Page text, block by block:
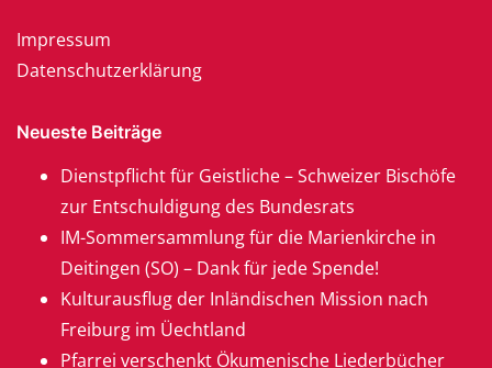
Impressum
Datenschutzerklärung
Neueste Beiträge
Dienstpflicht für Geistliche – Schweizer Bischöfe
zur Entschuldigung des Bundesrats
IM-Sommersammlung für die Marienkirche in
Deitingen (SO) – Dank für jede Spende!
Kulturausflug der Inländischen Mission nach
Freiburg im Üechtland
Pfarrei verschenkt Ökumenische Liederbücher